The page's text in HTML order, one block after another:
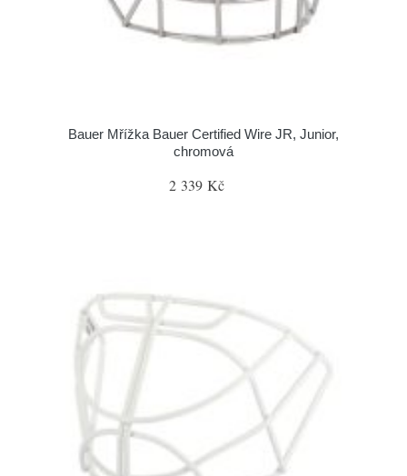
Bauer Mřížka Bauer Certified Wire JR, Junior,
chromová
2 339 Kč